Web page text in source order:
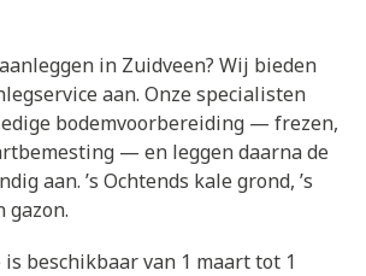
in Zuidveen? Wij bieden
aan. Onze specialisten
bodemvoorbereiding — frezen,
— en leggen daarna de
aan. ’s Ochtends kale grond, ’s
gazon.
is beschikbaar van 1 maart tot 1